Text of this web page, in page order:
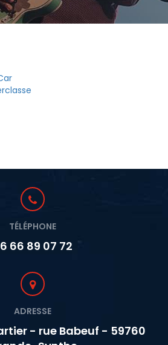
TÉLÉPHONE
66 89 07 72
ADRESSE
- rue Babeuf - 59760